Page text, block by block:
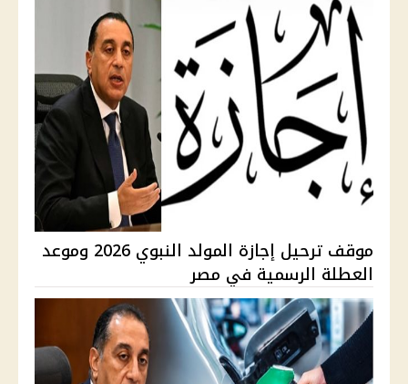
موقف ترحيل إجازة المولد النبوي 2026 وموعد
العطلة الرسمية في مصر